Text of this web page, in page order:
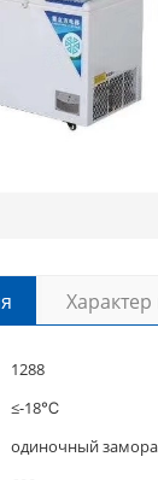
1288
≤-18℃
одиночный